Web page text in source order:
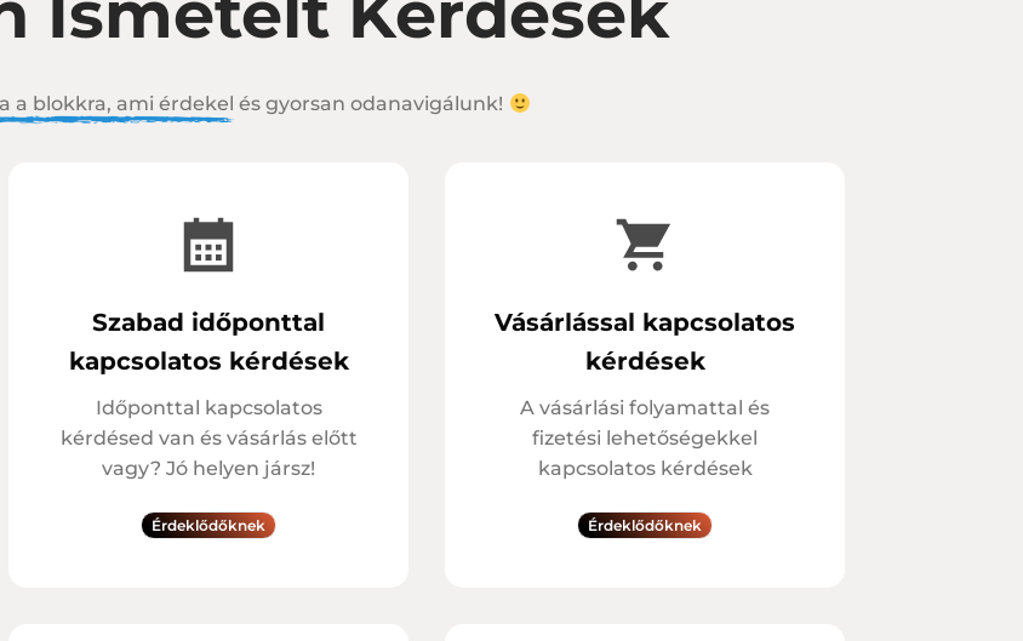
a blokkra, ami érdekelés gyorsan odanavigálunk!
Szabad időponttal
kapcsolatos kérdések
Időponttal kapcsolatos
kérdésed van és vásárlás előtt
vagy? Jó helyen jársz!
Érdeklődőknek
Vásárlással kapcsolatos
kérdések
A vásárlási folyamattal és
fizetési lehetőségekkel
kapcsolatos kérdések
Érdeklődőknek